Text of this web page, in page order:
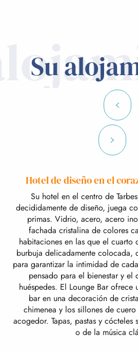
Su
Hotel de diseño en el
Su hotel en el centro de
decididamente de diseño, juega
primas. Vidrio, acero, acero
fachada cristalina de colores
habitaciones en las que el cuarto
burbuja delicadamente colocada,
para garantizar la intimidad de
pensado para el bienestar y el
huéspedes. El Lounge Bar
bar en una decoración de
chimenea y los sillones de
acogedor. Tapas, pastas y cócteles
o de la música